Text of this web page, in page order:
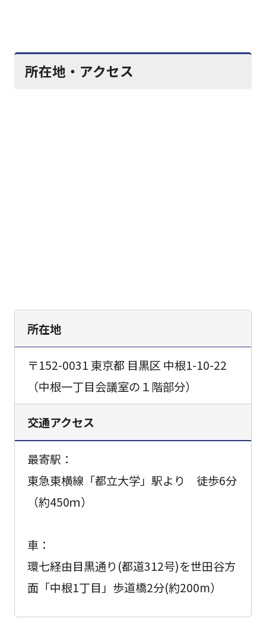
所在地・アクセス
所在地
〒152-0031 東京都 目黒区 中根1-10-22
（中根一丁目会議室の１階部分）
交通アクセス
最寄駅：
東急東横線「都立大学」駅より 徒歩6分
（約450ｍ）
車：
環七経由目黒通り(都道312号)を世田谷方
面「中根1丁目」歩道橋2分(約200m）